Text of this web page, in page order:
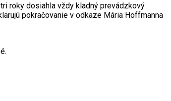
roky dosiahla vždy kladný prevádzkový
pokračovanie v odkaze Mária Hoffmanna